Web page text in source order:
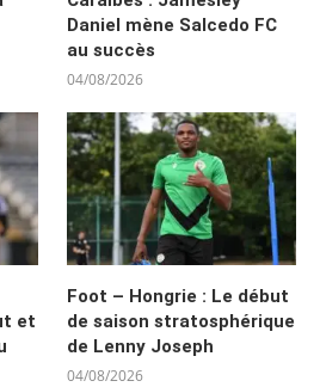
Daniel mène Salcedo FC
au succès
04/08/2026
et
Foot – Hongrie : Le début
de saison stratosphérique
de Lenny Joseph
04/08/2026